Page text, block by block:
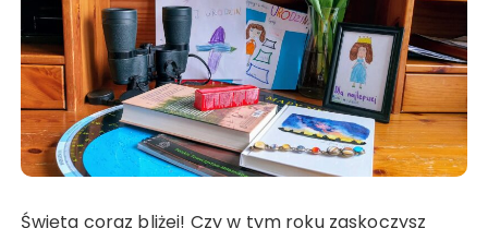
Święta coraz bliżej! Czy w tym roku zaskoczysz